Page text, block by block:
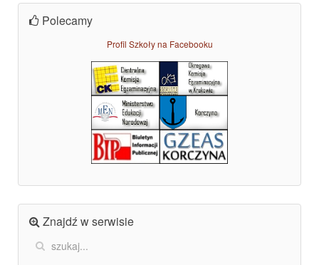
Polecamy
Profil Szkoły na Facebooku
Znajdź w serwisie